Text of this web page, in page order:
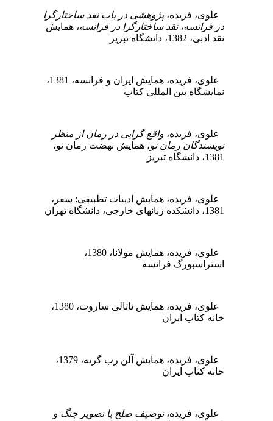
علوی، فریده،پژوهشی در باب نقد ساختارگرا
در فرانسه، نقد ساختارگرا در فرانسه، همایش
نقد ادبی، 1382، دانشگاه تبریز
علوی، فریده، همایش ایران و فرانسه، 1381،
نمایشگاه بین المللی کتاب
علوی، فریده،واقع گرایی در رمان از منظر
نویسندگان رمان نو، همایش نهضت رمان نو،
1381، دانشگاه تبریز
علوی، فریده، همایش ادبیات تطبیقی: سفر،
1381، دانشکده زبانهای خارجی، دانشگاه تهران
علوی، فریده، همایش مولانا، 1380،
استراسبورگ فرانسه
علوی، فریده، همایش ناتالی ساروت، 1380،
خانه کتاب ایران
علوی، فریده، همایش آلن رب گریه، 1379،
خانه کتاب ایران
علوی، فریده،توصیف صلح یا تصویر جنگ و